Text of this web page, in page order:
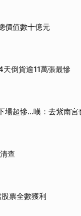
價值數十億元
倒貨逾11萬張最慘
場超慘...嘆：去紫南宮
查
票全數獲利